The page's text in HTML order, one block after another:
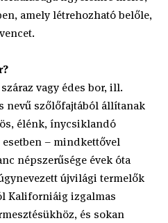
amely létrehozható belőle,
vagy édes bor, ill.
nevű szőlőfajtából állítanak
élénk, ínycsiklandó
esetben – mindkettővel
népszerűsége évek óta
újvilági termelők
Kaliforniáig izgalmas
és sokan